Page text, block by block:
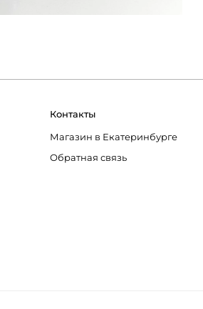
Контакты
Магазин в Екатеринбурге
Обратная связь